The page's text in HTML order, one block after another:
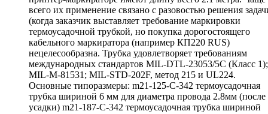
всего их применение связано с разовостью решения
(когда заказчик выставляет требование маркировки
термоусадочной трубкой, но покупка дорогостоящего
кабельного маркиратора (например КП220 RUS)
нецелесообразна. Трубка удовлетворяет требованиям
международных стандартов MIL-DTL-23053/5C (Класс 1);
MIL-M-81531; MIL-STD-202F, метод 215 и UL224.
Основные типоразмеры: m21-125-C-342 термоусадочная
трубка шириной 6 мм для диаметра провода 2.8мм (после
усадки) m21-187-C-342 термоусадочная трубка шириной